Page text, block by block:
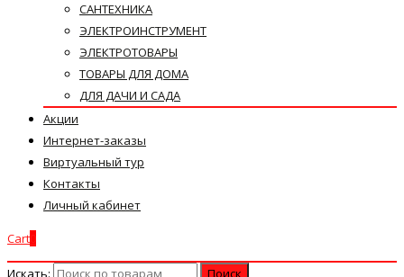
САНТЕХНИКА
ЭЛЕКТРОИНСТРУМЕНТ
ЭЛЕКТРОТОВАРЫ
ТОВАРЫ ДЛЯ ДОМА
ДЛЯ ДАЧИ И САДА
Акции
Интернет-заказы
Виртуальный тур
Контакты
Личный кабинет
Cart
Искать: